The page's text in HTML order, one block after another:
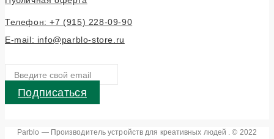
Телефон: +7 (915) 228-09-90
E-mail: info@parblo-store.ru
Подписаться
Parblo — Производитель устройств для креативных людей . © 2022